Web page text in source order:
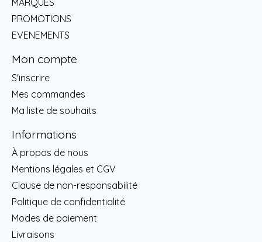
MARQUES
PROMOTIONS
EVENEMENTS
Mon compte
S'inscrire
Mes commandes
Ma liste de souhaits
Informations
À propos de nous
Mentions légales et CGV
Clause de non-responsabilité
Politique de confidentialité
Modes de paiement
Livraisons